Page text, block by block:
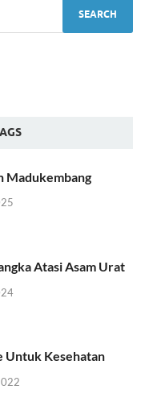
Madukembang
Atasi Asam Urat
Untuk Kesehatan